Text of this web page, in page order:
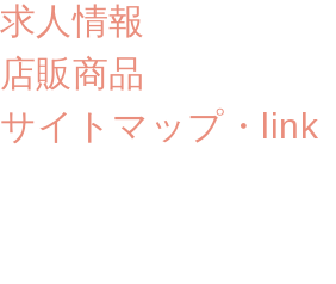
求人情報
店販商品
サイトマップ・link